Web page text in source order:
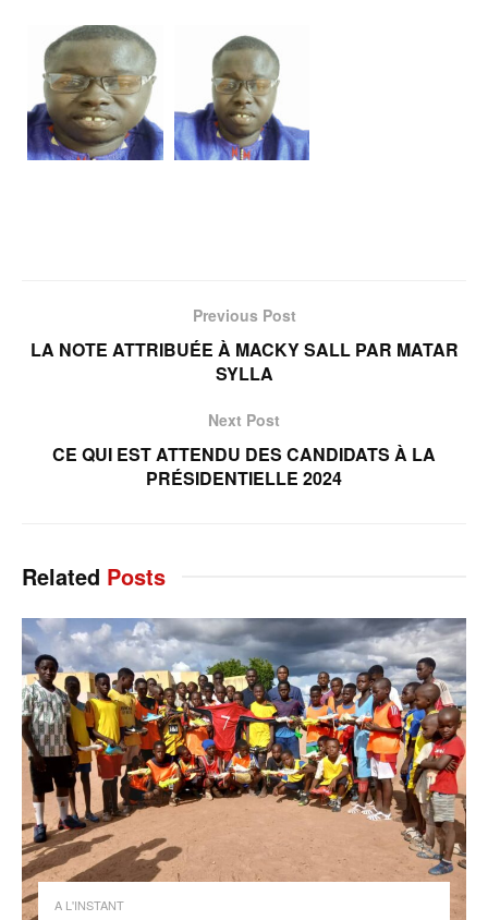
Previous Post
LA NOTE ATTRIBUÉE À MACKY SALL PAR MATAR
SYLLA
Next Post
CE QUI EST ATTENDU DES CANDIDATS À LA
PRÉSIDENTIELLE 2024
Related Posts
A L'INSTANT